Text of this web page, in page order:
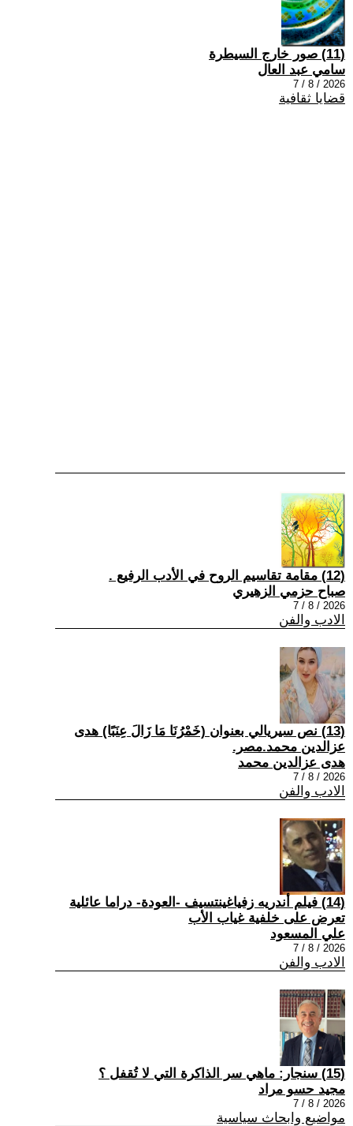
(11) صور خارج السيطرة
سامي عبد العال
2026 / 8 / 7
قضايا ثقافية
(12) مقامة تقاسيم الروح في الأدب الرفيع .
صباح حزمي الزهيري
2026 / 8 / 7
الادب والفن
(13) نص سيريالي بعنوان (خَمْرُنَا مَا زَالَ عِنَبًا) هدى
عزالدين محمد.مصر.
هدى عزالدين محمد
2026 / 8 / 7
الادب والفن
(14) فيلم أندريه زفياغينتسيف -العودة- دراما عائلية
تعرض على خلفية غياب الأب
علي المسعود
2026 / 8 / 7
الادب والفن
(15) سنجار: ماهي سر الذاكرة التي لا تُقفل ؟
مجيد حسو مراد
2026 / 8 / 7
مواضيع وابحاث سياسية